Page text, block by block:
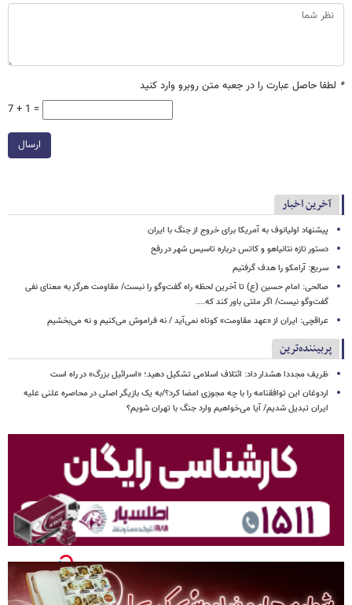
* لطفا حاصل عبارت را در جعبه متن روبرو وارد کنید
7 + 1 =
ارسال
آخرین اخبار
پیشنهاد اولیانوف به آمریکا برای خروج از جنگ با ایران
دستور تازه نتانیاهو و کاتس درباره تاسیس شهر در رفح
سریع: آرامکو را هدف گرفتیم
صالحی: امام حسین (ع) تا آخرین لحظه راه گفت‌وگو را نبست/ مقاومت هرگز به معنای نفی
گفت‌وگو نیست/ اگر ملتی باور کند که....
عراقچی: ایران از «عهد مقاومت» کوتاه نمی‌آید / نه فراموش می‌کنیم و نه می‌بخشیم
پربیننده‌ترین
ظریف مجددا هشدار داد: ائتلاف اسلامی تشکیل دهید؛ «اسرائیل بزرگ» در راه است
اردوغان این توافقنامه را با چه مجوزی امضا کرد؟/به یک بازیگر اصلی در محاصره علنی علیه
ایران تبدیل شدیم/ آیا می‌خواهیم وارد جنگ با تهران شویم؟